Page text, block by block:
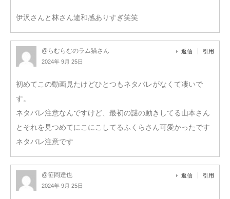
伊沢さんと林さん違和感ありすぎ笑笑
@らむらむのラム猫さん
2024年 9月 25日
返信 引用
初めてこの動画見たけどひとつもネタバレがなくて凄いで
す。
ネタバレ注意なんですけど、最初の謎の動きしてる山本さん
とそれを見つめてにこにこしてるふくらさん可愛かったです
ネタバレ注意です
@笹岡達也
2024年 9月 25日
返信 引用